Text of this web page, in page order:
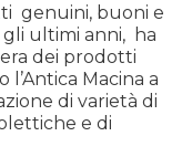
genuini, buoni e
ultimi anni, ha
dei prodotti
Macina a
di varietà di
e di